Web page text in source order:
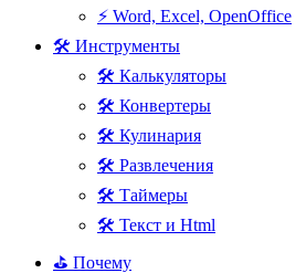
⚡ Word, Excel, OpenOffice
🛠 Инструменты
🛠 Калькуляторы
🛠 Конвертеры
🛠 Кулинария
🛠 Развлечения
🛠 Таймеры
🛠 Текст и Html
⛳ Почему